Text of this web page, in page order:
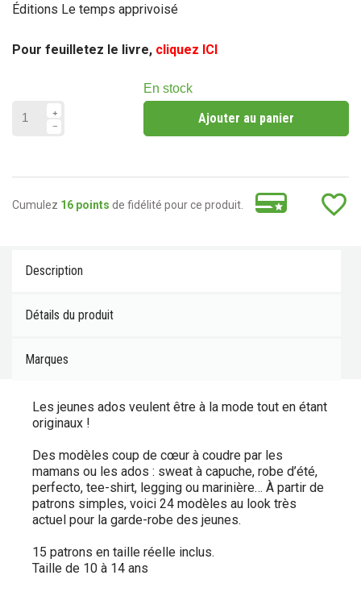
Éditions Le temps apprivoisé
Pour feuilletez le livre, cliquez ICI
En stock
Ajouter au panier
favorite_border
Cumulez 16 points de fidélité pour ce produit.
Description
Détails du produit
Marques
Les jeunes ados veulent être à la mode tout en étant
originaux !
Des modèles coup de cœur à coudre par les
mamans ou les ados : sweat à capuche, robe d’été,
perfecto, tee-shirt, legging ou marinière… À partir de
patrons simples, voici 24 modèles au look très
actuel pour la garde-robe des jeunes.
15 patrons en taille réelle inclus.
Taille de 10 à 14 ans